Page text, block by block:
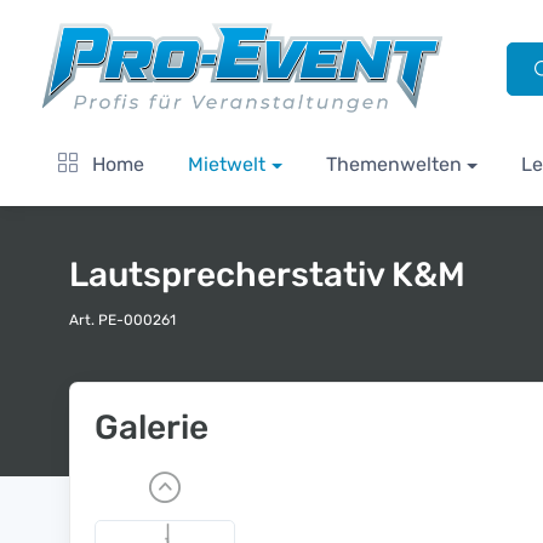
Home Mietwelt Themenwelten
Lautsprecherstativ K&M
Art. PE-000261
Galerie
P
r